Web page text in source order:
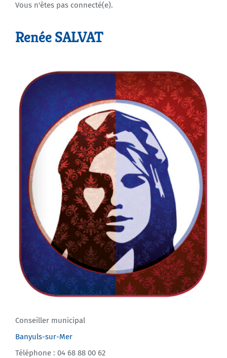
Agenda
Vous n'êtes pas connecté(e).
Renée SALVAT
Conseiller municipal
Banyuls-sur-Mer
Téléphone : 04 68 88 00 62